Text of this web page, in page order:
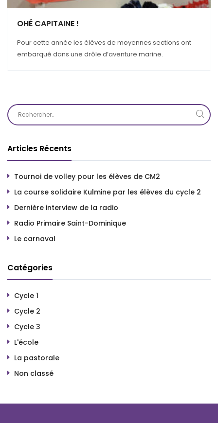
OHÉ CAPITAINE !
Pour cette année les élèves de moyennes sections ont
embarqué dans une drôle d’aventure marine.
Articles Récents
Tournoi de volley pour les élèves de CM2
La course solidaire Kulmine par les élèves du cycle 2
Dernière interview de la radio
Radio Primaire Saint-Dominique
Le carnaval
Catégories
Cycle 1
Cycle 2
Cycle 3
L'école
La pastorale
Non classé